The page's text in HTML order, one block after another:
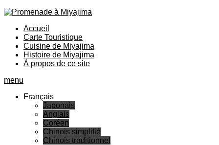
Accueil
Carte Touristique
Cuisine de Miyajima
Histoire de Miyajima
À propos de ce site
menu
Français
Japonais
Anglais
Coréen
Chinois simplifié
Chinois traditionnel